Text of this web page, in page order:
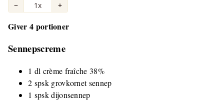
− 1x +
Giver 4 portioner
Sennepscreme
1 dl crème fraîche 38%
2 spsk grovkornet sennep
1 spsk dijonsennep